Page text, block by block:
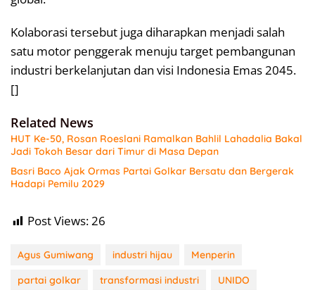
Kolaborasi tersebut juga diharapkan menjadi salah
satu motor penggerak menuju target pembangunan
industri berkelanjutan dan visi Indonesia Emas 2045.
[]
Related News
HUT Ke-50, Rosan Roeslani Ramalkan Bahlil Lahadalia Bakal
Jadi Tokoh Besar dari Timur di Masa Depan
Basri Baco Ajak Ormas Partai Golkar Bersatu dan Bergerak
Hadapi Pemilu 2029
Post Views:26
Agus Gumiwang industri hijau
Menperin
partai golkar
transformasi industri UNIDO